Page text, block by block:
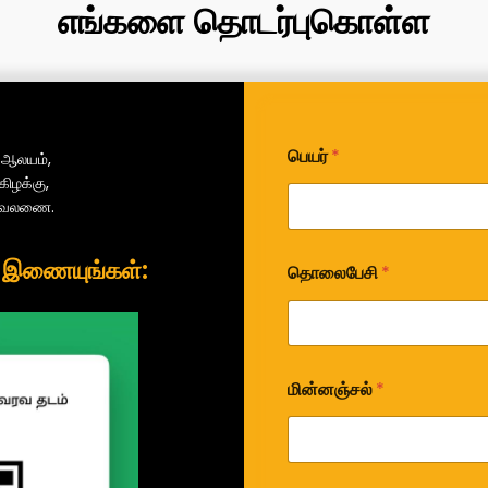
எங்களை தொடர்புகொள்ள
ஆலயம்,
இணையுங்கள்:
பெயர்*
தொலைபேசி*
மின்னஞ்சல்*